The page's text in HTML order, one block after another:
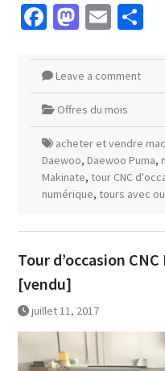
Facebook
Email
Leave a comment
Offres du mois
acheter et vendre
Daewoo, Daewoo Puma,
Makinate, tour CNC
numérique, tours avec
Tour d’occasion
[vendu]
juillet 11, 2017